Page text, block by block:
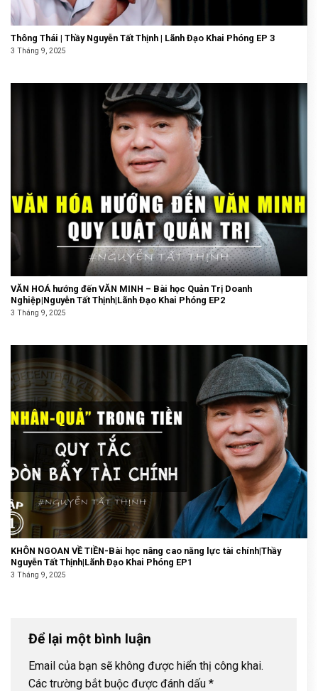
Thông Thái | Thầy Nguyễn Tất Thịnh | Lãnh Đạo Khai Phóng EP 3
3 Tháng 9, 2025
VĂN HOÁ hướng đến VĂN MINH – Bài học Quản Trị Doanh
Nghiệp|Nguyễn Tất Thịnh|Lãnh Đạo Khai Phóng EP2
3 Tháng 9, 2025
KHÔN NGOAN VỀ TIỀN-Bài học nâng cao năng lực tài chính|Thầy
Nguyễn Tất Thịnh|Lãnh Đạo Khai Phóng EP1
3 Tháng 9, 2025
Để lại một bình luận
Email của bạn sẽ không được hiển thị công khai.
Các trường bắt buộc được đánh dấu *